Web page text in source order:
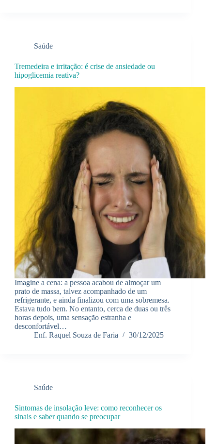
Saúde
Tremedeira e irritação: é crise de ansiedade ou
hipoglicemia reativa?
Imagine a cena: a pessoa acabou de almoçar um
prato de massa, talvez acompanhado de um
refrigerante, e ainda finalizou com uma sobremesa.
Estava tudo bem. No entanto, cerca de duas ou três
horas depois, uma sensação estranha e
desconfortável…
Enf. Raquel Souza de Faria
30/12/2025
Saúde
Sintomas de insolação leve: como reconhecer os
sinais e saber quando se preocupar